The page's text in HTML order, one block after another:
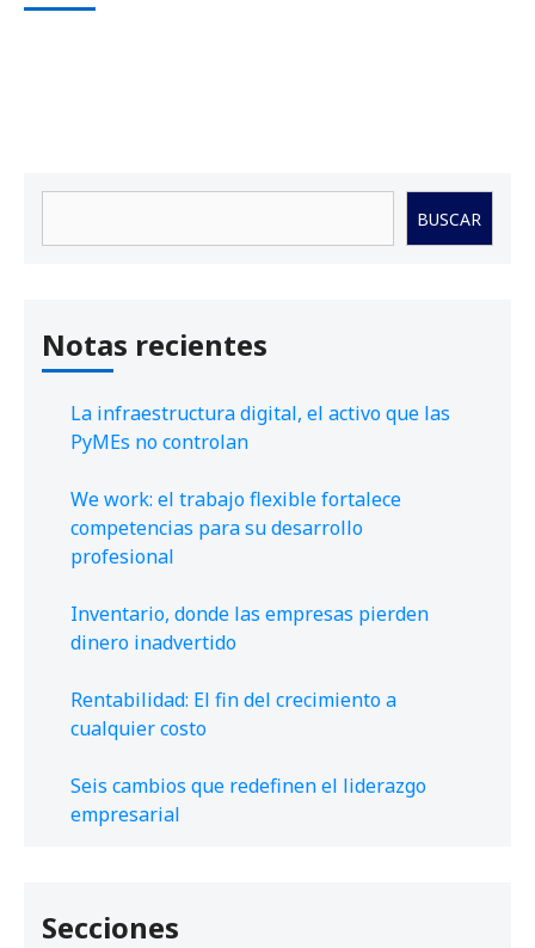
BUSCAR
Notas recientes
La infraestructura digital, el activo que las
PyMEs no controlan
We work: el trabajo flexible fortalece
competencias para su desarrollo
profesional
Inventario, donde las empresas pierden
dinero inadvertido
Rentabilidad: El fin del crecimiento a
cualquier costo
Seis cambios que redefinen el liderazgo
empresarial
Secciones